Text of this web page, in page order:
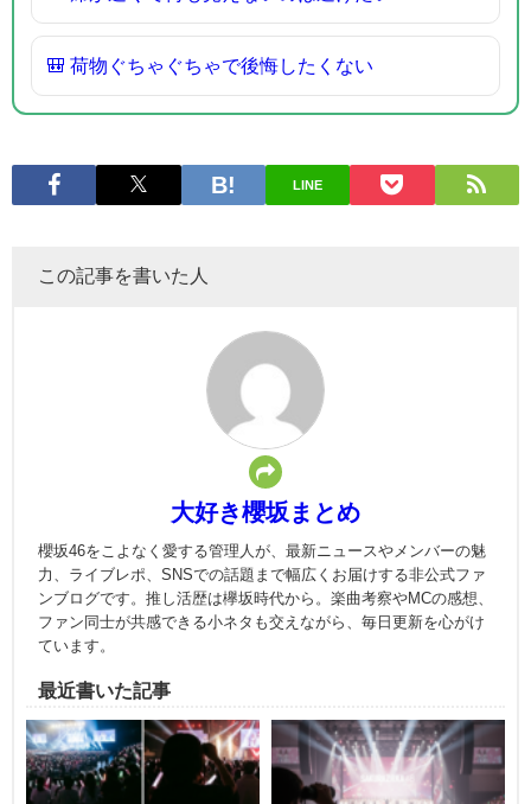
🎒 荷物ぐちゃぐちゃで後悔したくない
LINE
この記事を書いた人
大好き櫻坂まとめ
櫻坂46をこよなく愛する管理人が、最新ニュースやメンバーの魅
力、ライブレポ、SNSでの話題まで幅広くお届けする非公式ファ
ンブログです。推し活歴は欅坂時代から。楽曲考察やMCの感想、
ファン同士が共感できる小ネタも交えながら、毎日更新を心がけ
ています。
最近書いた記事